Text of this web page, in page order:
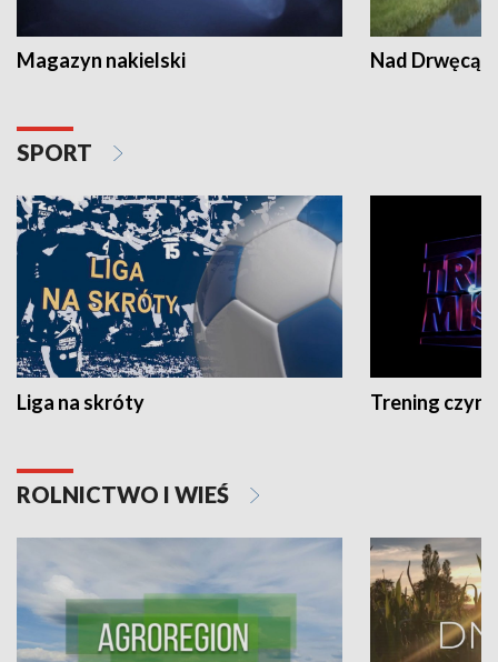
Magazyn nakielski Nad Drwęcą
SPORT
Liga na skróty Trening czyni
ROLNICTWO I WIEŚ